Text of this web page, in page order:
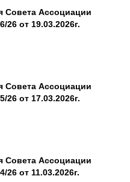
Совета Ассоциации
от 19.03.2026г.
Совета Ассоциации
от 17.03.2026г.
Совета Ассоциации
от 11.03.2026г.